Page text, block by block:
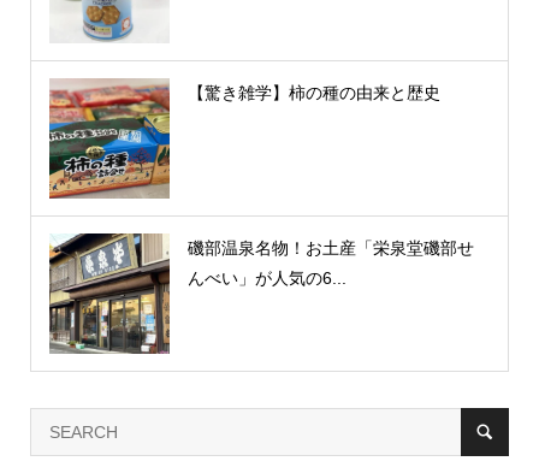
【驚き雑学】柿の種の由来と歴史
磯部温泉名物！お土産「栄泉堂磯部せ
んべい」が人気の6...